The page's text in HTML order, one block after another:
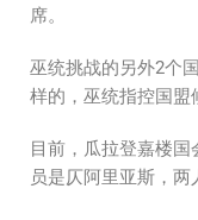
席。
巫统挑战的另外2个
样的，巫统指控国盟
目前，瓜拉登嘉楼
员是仄阿里亚斯，两